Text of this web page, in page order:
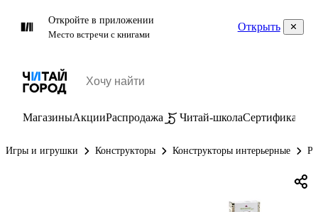
Откройте в приложении
Место встречи с книгами
Открыть
МагазиныАкцииРаспродажа Читай-школаСертификаты
Игры и игрушки Конструкторы Конструкторы интерьерные